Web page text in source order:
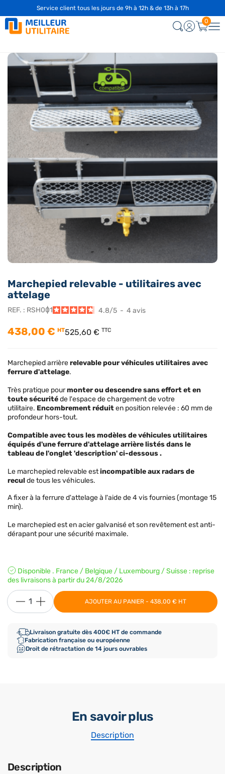
Marchepied relevable - utilitaires avec
attelage
REF. : RSH001 4.8/5 - 4 avis
438,00 € HT525,60 € TTC
Marchepied arrièrerelevablepour véhicules utilitaires avec
ferrure d'attelage.
Très pratique pourmonter ou descendre sans effort et en
toute sécuritéde l'espace de chargement de votre
utilitaire. Encombrement réduiten position relevée : 60 mm de
profondeur hors-tout.
Compatible avec tous les modèles de véhicules utilitaires
équipés d'une ferrure d'attelage arrière listés dans le
tableau de l'onglet 'description' ci-dessous .
Le marchepied relevable estincompatible aux radars de
reculde tous les véhicules.
A fixer à la ferrure d'attelage à l'aide de 4 vis fournies (montage 15
min).
Le marchepied est en acier galvanisé et son revêtement est anti-
dérapant pour une sécurité maximale.
Disponible . France / Belgique / Luxembourg / Suisse : reprise
des livraisons à partir du 24/8/2026
AJOUTER AU PANIER - 438,00 € HT
Livraison gratuite dès 400€ HT de commande
Fabrication française ou européenne
Droit de rétractation de 14 jours ouvrables
En savoir plus
Description
Description
Service client tous les jours de 9h à 12h & de 13h à 17h
☎️04 28 29 75 94
0